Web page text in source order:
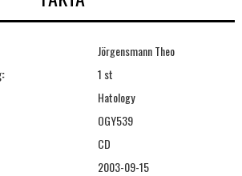
Jörgensmann Theo
1 st
Hatology
OGY539
CD
2003-09-15